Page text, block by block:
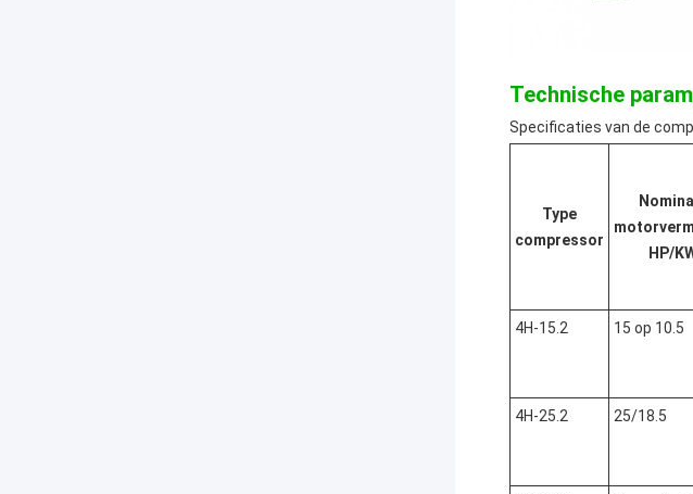
Technische
Specificaties van de
Type
compressor
HP/
4H-15.2 15 op 10.5
4H-25.2 25/18.5